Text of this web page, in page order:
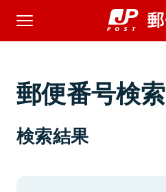
郵便番号検索
検索結果